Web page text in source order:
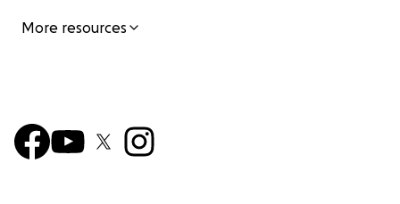
More resources